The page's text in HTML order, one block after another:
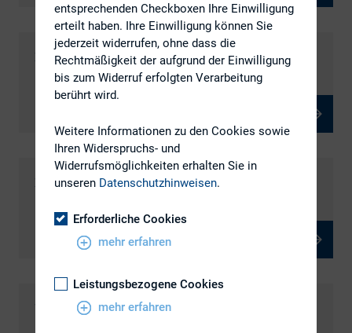
IRNext
ESG Round Table
WIR – Women in Investor Relations
entsprechenden Checkboxen Ihre Einwilligung
erteilt haben. Ihre Einwilligung können Sie
jederzeit widerrufen, ohne dass die
Rechtmäßigkeit der aufgrund der Einwilligung
bis zum Widerruf erfolgten Verarbeitung
berührt wird.
Weitere Informationen zu den Cookies sowie
Ihren Widerspruchs- und
Widerrufsmöglichkeiten erhalten Sie in
unseren Datenschutzhinweisen.
Erforderliche Cookies
mehr erfahren
Leistungsbezogene Cookies
mehr erfahren